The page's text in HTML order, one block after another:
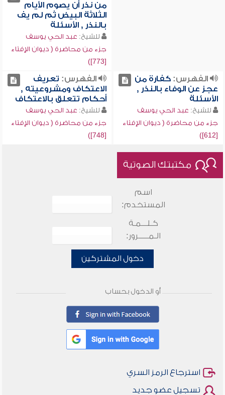
من نذر أن يصوم الأيام
الثلاثة البيض ثم لم يف
بالنذر , الأسئلة
للشيخ: عبد الحي يوسف
جزء من محاضرة ( ديوان الإفتاء
[773])
الفهرس:كفارة من
عجز عن الوفاء بالنذر ,
الأسئلة
للشيخ: عبد الحي يوسف
جزء من محاضرة ( ديوان الإفتاء
[612])
الفهرس: تعريف
الاعتكاف ومشروعيته ,
أحكام تتعلق بالاعتكاف
للشيخ: عبد الحي يوسف
جزء من محاضرة ( ديوان الإفتاء
[748])
مكتبتك الصوتية
اسم
المستخدم:
كـلـــمـة
الـمـــــرور:
دخول المشتركين
أو الدخول بحساب
استرجاع الرمز السري
تسجيل عضو جديد